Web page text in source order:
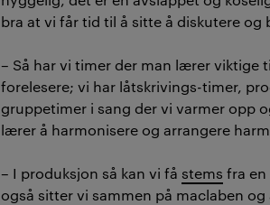
bra at vi får tid til å sitte å diskutere og
– Så har vi timer der man lærer viktige
forelesere; vi har låtskrivings-timer,
gruppetimer i sang der vi varmer opp
lærer å harmonisere og arrangere
– I produksjon så kan vi få stems fra en
også sitter vi sammen på maclaben